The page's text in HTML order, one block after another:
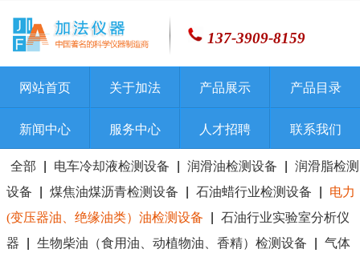
137-3909-8159
网站首页 关于加法 产品展示 产品目录
新闻中心 服务中心 人才招聘 联系我们
全部 电车冷却液检测设备 润滑油检测设备
润滑脂检测
设备
煤焦油煤沥青检测设备 石油蜡行业检测设备
电力
(变压器油、绝缘油类）油检测设备
石油行业实验室分析仪
器
生物柴油（食用油、动植物油、香精）检测设备
气体